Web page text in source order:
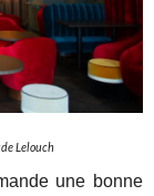
Lelouch
une bonne